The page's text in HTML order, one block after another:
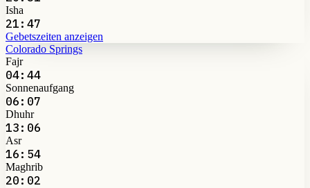
Isha
21:47
Gebetszeiten anzeigen
Colorado Springs
Fajr
04:44
Sonnenaufgang
06:07
Dhuhr
13:06
Asr
16:54
Maghrib
20:02